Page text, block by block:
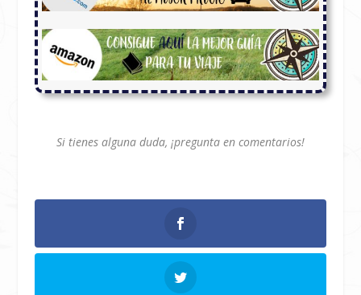
Si tienes alguna duda, ¡pregunta en comentarios!